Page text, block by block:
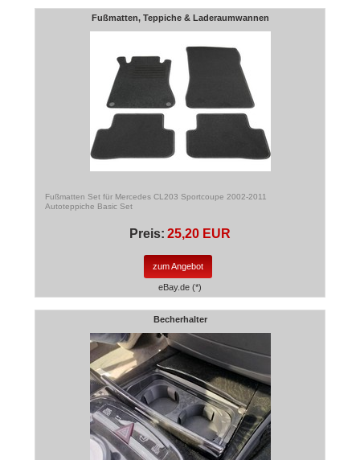
Fußmatten, Teppiche & Laderaumwannen
Fußmatten Set für Mercedes CL203 Sportcoupe 2002-2011
Autoteppiche Basic Set
Preis: 25,20 EUR
zum Angebot
eBay.de (*)
Becherhalter